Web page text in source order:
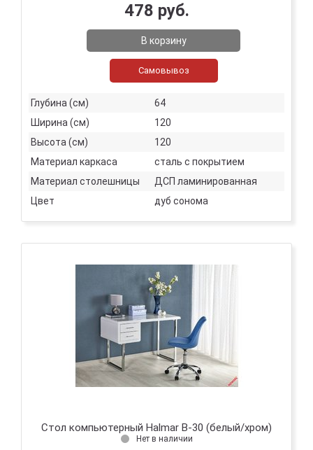
478 руб.
В корзину
Самовывоз
Глубина (см)
64
Ширина (см)
120
Высота (см)
120
Материал каркаса
сталь с покрытием
Материал столешницы
ДСП ламинированная
Цвет
дуб сонома
Стол компьютерный Halmar B-30 (белый/хром)
Нет в наличии